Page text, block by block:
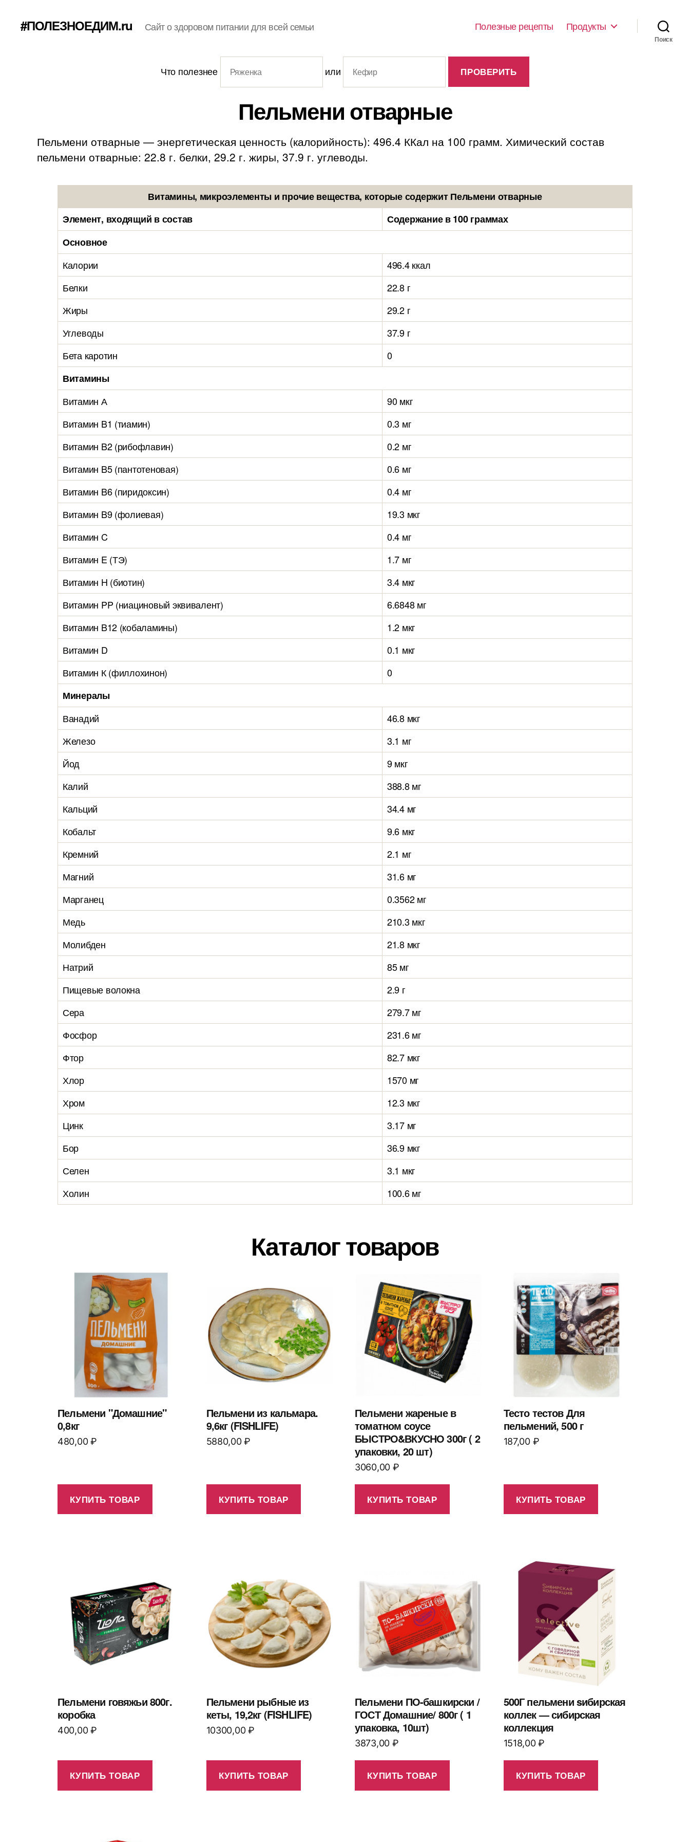
#ПОЛЕЗНОЕДИМ.ru Сайт о здоровом питании для всей семьи Полезные рецепты Продукты
Поиск
Что полезнее или
Пельмени отварные
Пельмени отварные — энергетическая ценность (калорийность): 496.4 ККал на 100 грамм. Химический состав
пельмени отварные: 22.8 г. белки, 29.2 г. жиры, 37.9 г. углеводы.
Витамины, микроэлементы и прочие вещества, которые содержит Пельмени отварные
Элемент, входящий в состав
Содержание в 100 граммах
Основное
Калории
496.4 ккал
Белки
22.8 г
Жиры
29.2 г
Углеводы
37.9 г
Бета каротин
0
Витамины
Витамин А
90 мкг
Витамин B1 (тиамин)
0.3 мг
Витамин B2 (рибофлавин)
0.2 мг
Витамин B5 (пантотеновая)
0.6 мг
Витамин B6 (пиридоксин)
0.4 мг
Витамин B9 (фолиевая)
19.3 мкг
Витамин C
0.4 мг
Витамин E (ТЭ)
1.7 мг
Витамин H (биотин)
3.4 мкг
Витамин PP (ниациновый эквивалент)
6.6848 мг
Витамин B12 (кобаламины)
1.2 мкг
Витамин D
0.1 мкг
Витамин К (филлохинон)
0
Минералы
Ванадий
46.8 мкг
Железо
3.1 мг
Йод
9 мкг
Калий
388.8 мг
Кальций
34.4 мг
Кобальт
9.6 мкг
Кремний
2.1 мг
Магний
31.6 мг
Марганец
0.3562 мг
Медь
210.3 мкг
Молибден
21.8 мкг
Натрий
85 мг
Пищевые волокна
2.9 г
Сера
279.7 мг
Фосфор
231.6 мг
Фтор
82.7 мкг
Хлор
1570 мг
Хром
12.3 мкг
Цинк
3.17 мг
Бор
36.9 мкг
Селен
3.1 мкг
Холин
100.6 мг
Каталог товаров
Пельмени "Домашние"
0,8кг
480,00₽
КУПИТЬ ТОВАР
Пельмени из кальмара.
9,6кг (FISHLIFE)
5880,00₽
КУПИТЬ ТОВАР
Пельмени жареные в
томатном соусе
БЫСТРО&ВКУСНО 300г ( 2
упаковки, 20 шт)
3060,00 ₽
КУПИТЬ ТОВАР
Тесто тестов Для
пельмений, 500 г
187,00 ₽
КУПИТЬ ТОВАР
Пельмени говяжьи 800г.
коробка
400,00₽
КУПИТЬ ТОВАР
Пельмени рыбные из
кеты, 19,2кг (FISHLIFE)
10300,00₽
КУПИТЬ ТОВАР
Пельмени ПО-башкирски /
ГОСТ Домашние/ 800г ( 1
упаковка, 10шт)
3873,00 ₽
КУПИТЬ ТОВАР
500Г пельмени sибирская
коллек — сибирская
коллекция
1518,00₽
КУПИТЬ ТОВАР